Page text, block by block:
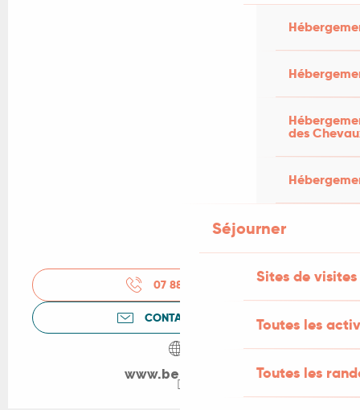
des
Séjourner
Sites de visites
Toutes les
Toutes les
07 88 91 88
CONTACTEZ-NOUS
www.beeinlot.fr